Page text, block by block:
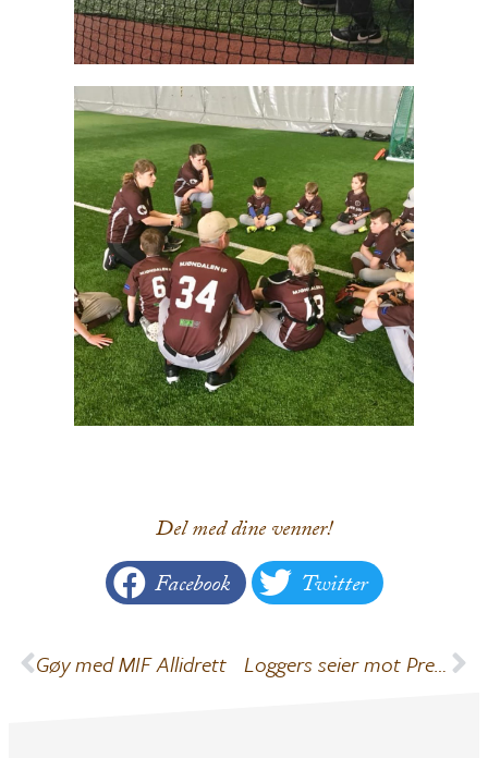
Del med dine venner!
Facebook Twitter
Gøy med MIF Allidrett Loggers seier mot Pretenders